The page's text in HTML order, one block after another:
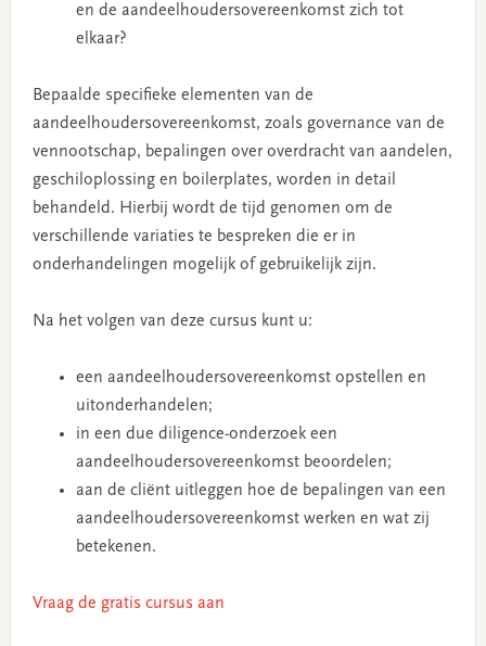
en de aandeelhoudersovereenkomst zich tot
elkaar?
Bepaalde specifieke elementen van de
aandeelhoudersovereenkomst, zoals governance van de
vennootschap, bepalingen over overdracht van aandelen,
geschiloplossing en boilerplates, worden in detail
behandeld. Hierbij wordt de tijd genomen om de
verschillende variaties te bespreken die er in
onderhandelingen mogelijk of gebruikelijk zijn.
Na het volgen van deze cursus kunt u:
een aandeelhoudersovereenkomst opstellen en
uitonderhandelen;
in een due diligence-onderzoek een
aandeelhoudersovereenkomst beoordelen;
aan de cliënt uitleggen hoe de bepalingen van een
aandeelhoudersovereenkomst werken en wat zij
betekenen.
Vraag de gratis cursus aan